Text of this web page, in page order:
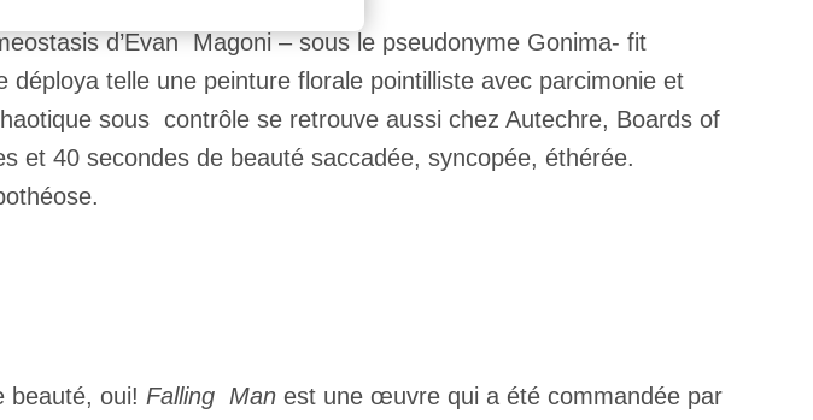
d’Evan Magoni – sous le pseudonyme Gonima- fit
telle une peinture florale pointilliste avec parcimonie et
sous contrôle se retrouve aussi chez Autechre, Boards of
et 40 secondes de beauté saccadée, syncopée, éthérée.
beauté, oui! Falling Man est une œuvre qui a été commandée par